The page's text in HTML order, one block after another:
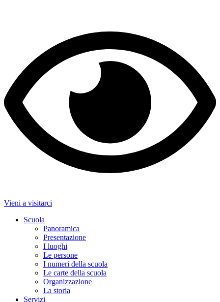
Vieni a visitarci
Scuola
Panoramica
Presentazione
I luoghi
Le persone
I numeri della scuola
Le carte della scuola
Organizzazione
La storia
Servizi